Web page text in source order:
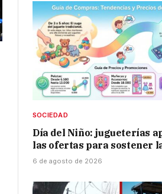
SOCIEDAD
Día del Niño: jugueterías
las ofertas para sostener
6 de agosto de 2026